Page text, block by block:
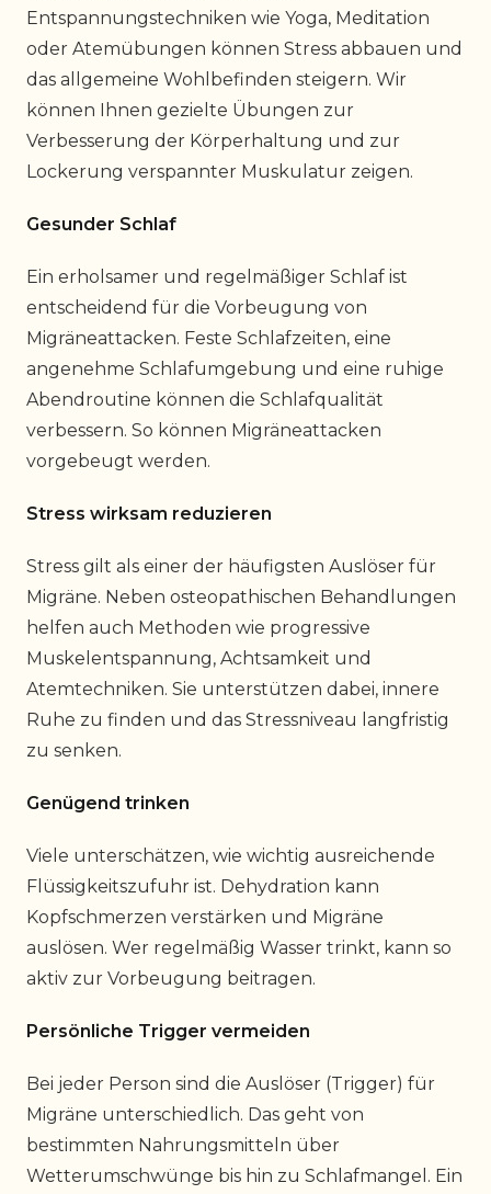
Entspannungstechniken wie Yoga, Meditation
oder Atemübungen können Stress abbauen und
das allgemeine Wohlbefinden steigern. Wir
können Ihnen gezielte Übungen zur
Verbesserung der Körperhaltung und zur
Lockerung verspannter Muskulatur zeigen.
Gesunder Schlaf
Ein erholsamer und regelmäßiger Schlaf ist
entscheidend für die Vorbeugung von
Migräneattacken. Feste Schlafzeiten, eine
angenehme Schlafumgebung und eine ruhige
Abendroutine können die Schlafqualität
verbessern. So können Migräneattacken
vorgebeugt werden.
Stress wirksam reduzieren
Stress gilt als einer der häufigsten Auslöser für
Migräne. Neben osteopathischen Behandlungen
helfen auch Methoden wie progressive
Muskelentspannung, Achtsamkeit und
Atemtechniken. Sie unterstützen dabei, innere
Ruhe zu finden und das Stressniveau langfristig
zu senken.
Genügend trinken
Viele unterschätzen, wie wichtig ausreichende
Flüssigkeitszufuhr ist. Dehydration kann
Kopfschmerzen verstärken und Migräne
auslösen. Wer regelmäßig Wasser trinkt, kann so
aktiv zur Vorbeugung beitragen.
Persönliche Trigger vermeiden
Bei jeder Person sind die Auslöser (Trigger) für
Migräne unterschiedlich. Das geht von
bestimmten Nahrungsmitteln über
Wetterumschwünge bis hin zu Schlafmangel. Ein